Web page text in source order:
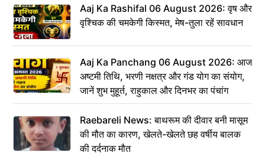
Aaj Ka Rashifal 06 August 2026: वृष और
वृश्चिक की चमकेगी किस्मत, मेष-तुला रहें सावधान
Aaj Ka Panchang 06 August 2026: आज
अष्टमी तिथि, भरणी नक्षत्र और गंड योग का संयोग,
जानें शुभ मुहूर्त, राहुकाल और दिनभर का पंचांग
Raebareli News: बाथरूम की दीवार बनी मासूम
की मौत का कारण, खेलते-खेलते छह वर्षीय बालक
की दर्दनाक मौत